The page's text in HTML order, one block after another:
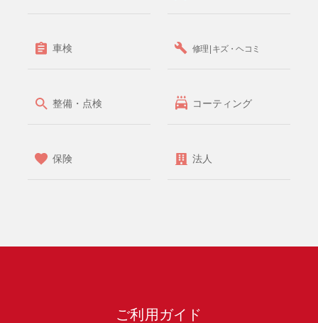
車検 修理 | キズ・ヘコミ
整備・点検 コーティング
保険 法人
ご利用ガイド